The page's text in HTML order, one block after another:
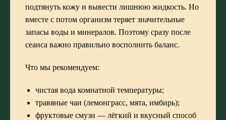
подтянуть кожу и вывести лишнюю жидкость. Но
вместе с потом организм теряет значительные
запасы воды и минералов. Поэтому сразу после
сеанса важно правильно восполнить баланс.
Что мы рекомендуем:
чистая вода комнатной температуры;
травяные чаи (лемонграсс, мята, имбирь);
фруктовые смузи — лёгкий и вкусный способ